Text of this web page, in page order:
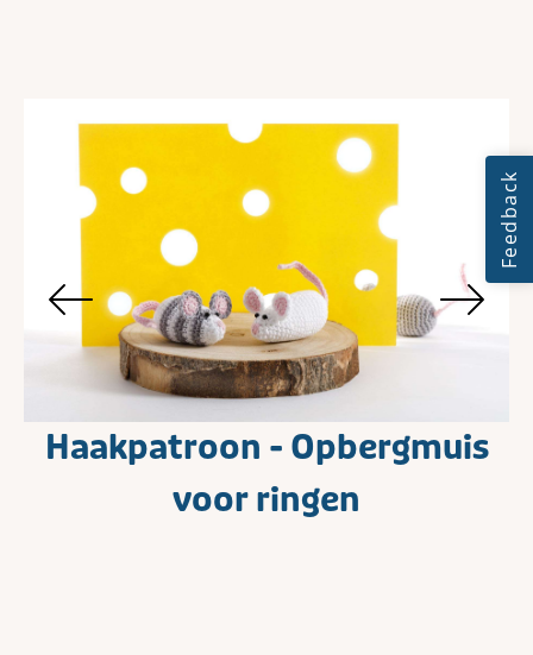
Haakpatroon - Opbergmuis
voor ringen